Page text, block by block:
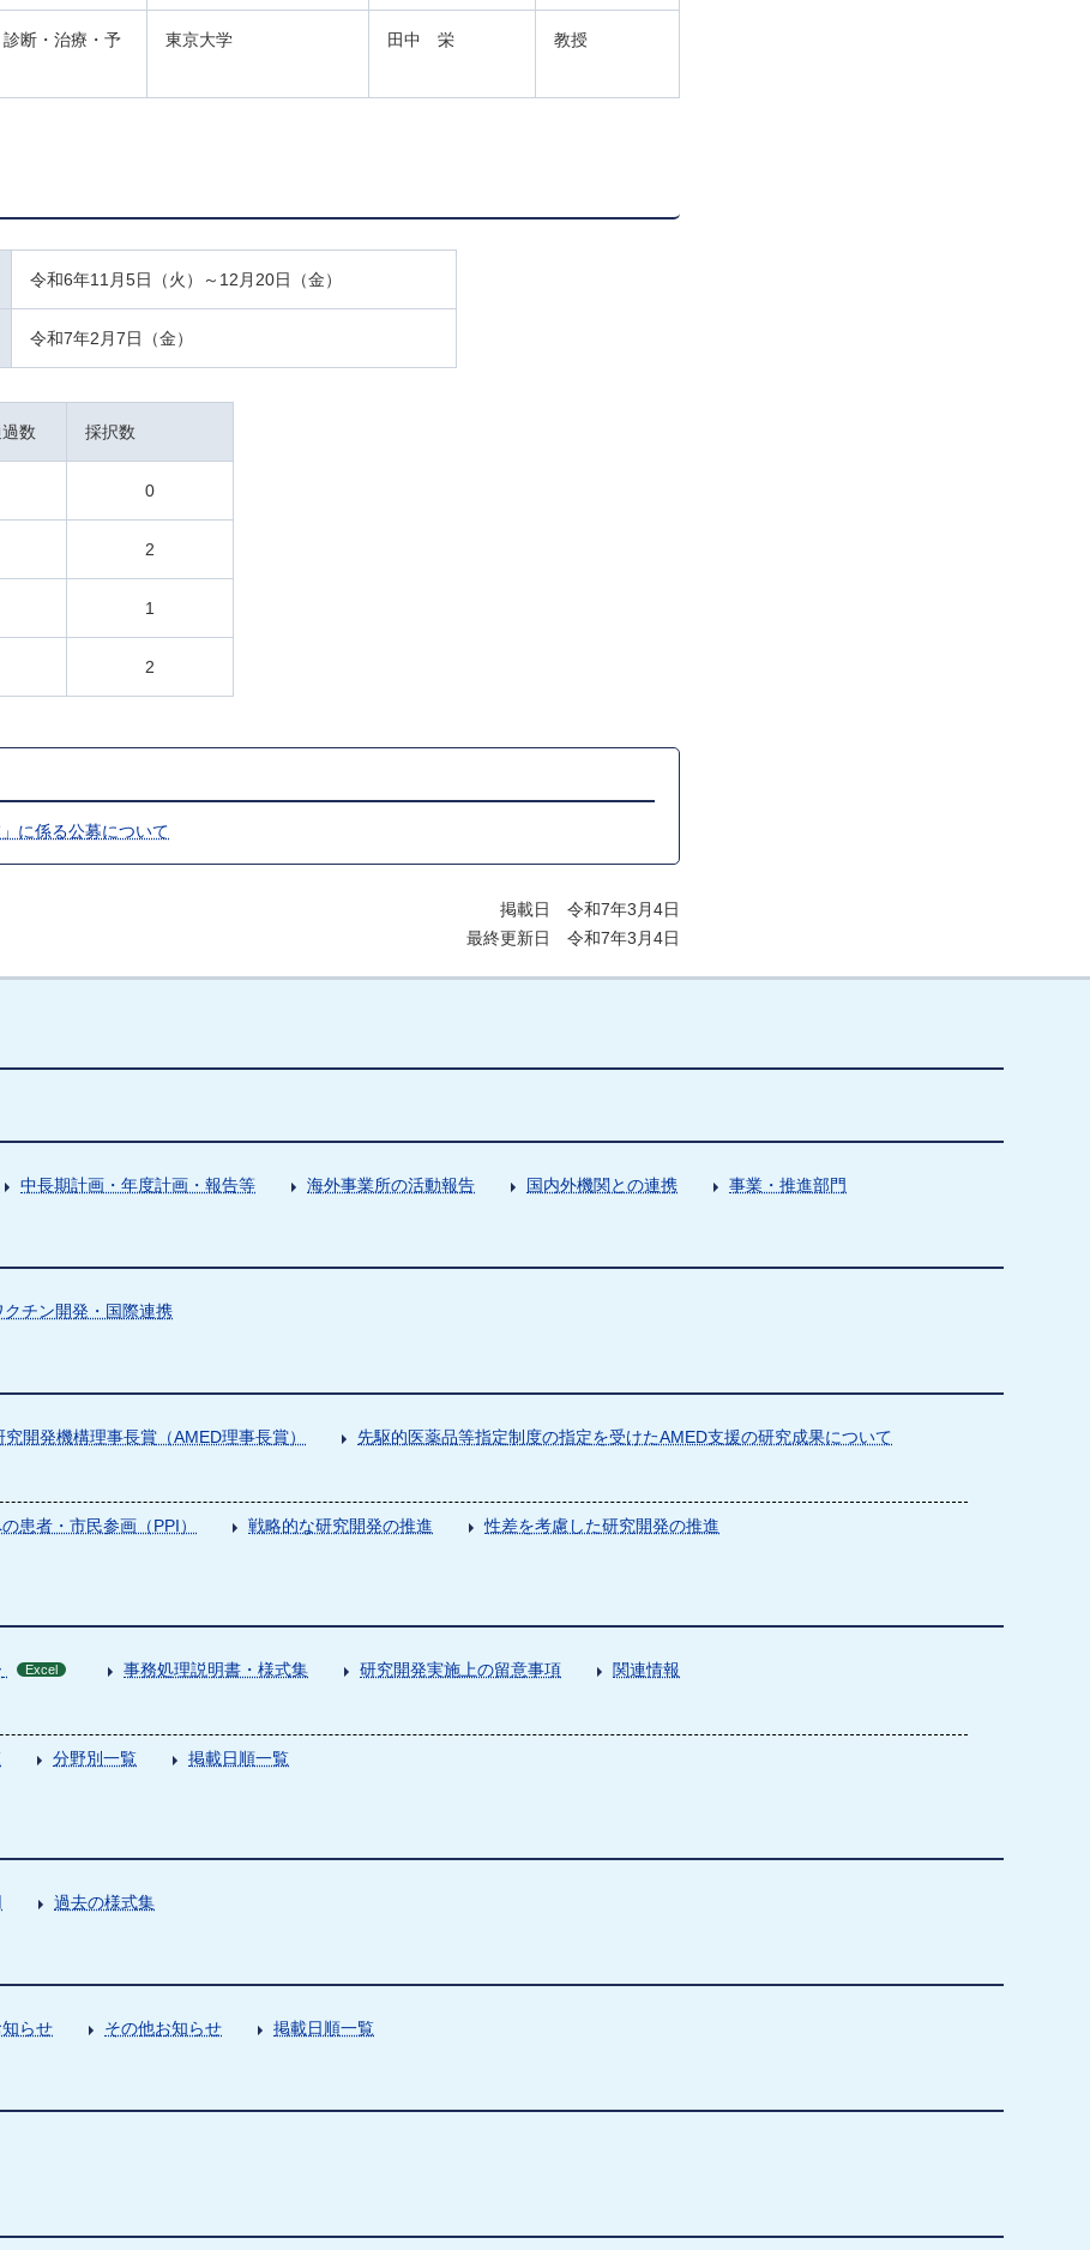
断・治療・予
東京大学 田中 栄 教授
令和6年11月5日（火）～12月20日（金）
令和7年2月7日（金）
数 採択数
0
2
1
2
に係る公募について
掲載日 令和7年3月4日
最終更新日 令和7年3月4日
中長期計画・年度計画・報告等 海外事業所の活動報告 国内外機関との連携 事業・推進部門
クチン開発・国際連携
開発機構理事長賞（AMED理事長賞） 先駆的医薬品等指定制度の指定を受けたAMED支援の研究成果について
患者・市民参画（PPI） 戦略的な研究開発の推進 性差を考慮した研究開発の推進
Excel 事務処理説明書・様式集 研究開発実施上の留意事項 関連情報
分野別一覧 掲載日順一覧
過去の様式集
らせ その他お知らせ 掲載日順一覧